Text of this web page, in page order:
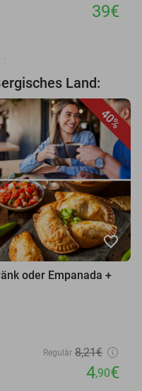
39€
Land:
40%
favorite_border
oder Empanada +
Regulär 8,21€
4,90€